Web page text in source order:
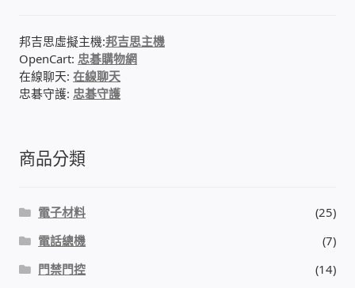
邦吉思虛擬主機:邦吉思主機
OpenCart:忠碁購物網
在線聊天:在線聊天
忠碁守護:忠碁守護
商品分類
電子材料
(25)
電話總機
(7)
門禁門控
(14)